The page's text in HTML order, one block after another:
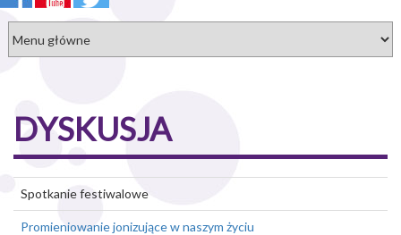
DYSKUSJA
Spotkanie festiwalowe
Promieniowanie jonizujące w naszym życiu